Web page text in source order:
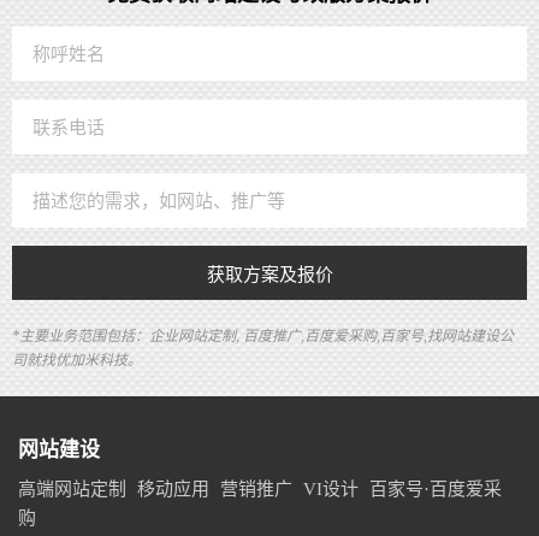
获取方案及报价
*主要业务范围包括：企业网站定制, 百度推广,百度爱采购,百家号,找网站建设公
司就找优加米科技。
网站建设
高端网站定制 移动应用 营销推广 VI设计
百家号·百度爱采
购